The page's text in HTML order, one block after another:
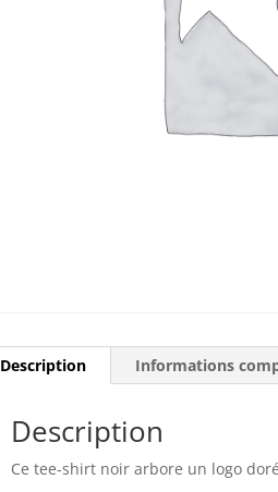
Description Informations
Description
Ce tee-shirt noir arbore un logo